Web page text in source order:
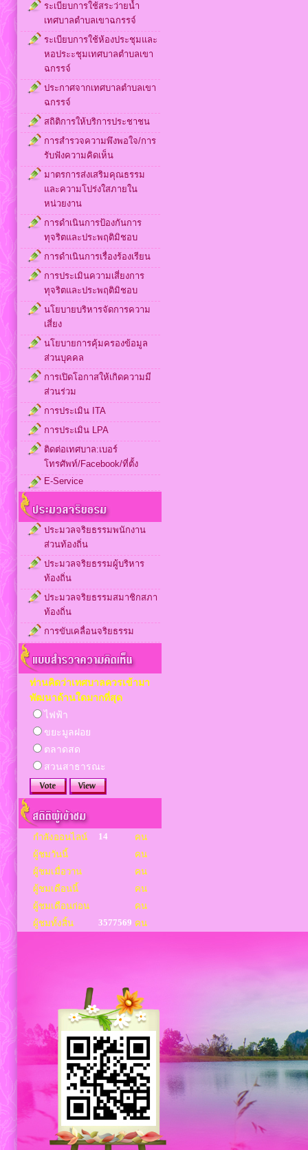
ระเบียบการใช้สระว่ายน้ำ
เทศบาลตำบลเขาฉกรรจ์
ระเบียบการใช้ห้องประชุมและ
หอประะชุมเทศบาลตำบลเขา
ฉกรรจ์
ประกาศจากเทศบาลตำบลเขา
ฉกรรจ์
สถิติการให้บริการประชาชน
การสำรวจความพึงพอใจ/การ
รับฟังความคิดเห็น
มาตรการส่งเสริมคุณธรรม
และความโปร่งใสภายใน
หน่วยงาน
การดำเนินการป้องกันการ
ทุจริตและประพฤติมิชอบ
การดำเนินการเรื่องร้องเรียน
การประเมินความเสี่ยงการ
ทุจริตและประพฤติมิชอบ
นโยบายบริหารจัดการความ
เสี่ยง
นโยบายการคุ้มครองข้อมูล
ส่วนบุคคล
การเปิดโอกาสให้เกิดความมี
ส่วนร่วม
การประเมิน ITA
การประเมิน LPA
ติดต่อเทศบาล:เบอร์
โทรศัพท์/Facebook/ที่ตั้ง
E-Service
ประมวลจริยธรรมพนักงาน
ส่วนท้องถิ่น
ประมวลจริยธรรมผู้บริหาร
ท้องถิ่น
ประมวลจริยธรรมสมาชิกสภา
ท้องถิ่น
การขับเคลื่อนจริยธรรม
ท่านคิดว่าเทศบาลควรเข้ามา
พัฒนาด้านใดมากที่สุด
ไฟฟ้า
ขยะมูลฝอย
ตลาดสด
สวนสาธารณะ
กำลังออนไลน์ 14
คน
ผู้ชมวันนี้
คน
ผู้ชมเมื่อวาน
คน
ผู้ชมเดือนนี้
คน
ผู้ชมเดือนก่อน
คน
ผู้ชมทั้งสิ้น
3577569 คน